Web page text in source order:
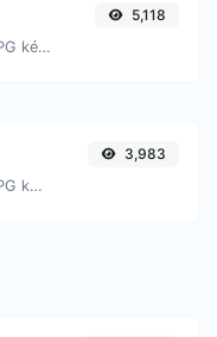
Könnyen konvertálhat JPG képfájlokat ICO formátumba.
5,118
Könnyen konvertálhat JPG kép fájlokat BMP-re.
3,983